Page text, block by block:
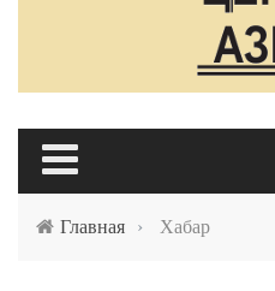
Главная › Хабар